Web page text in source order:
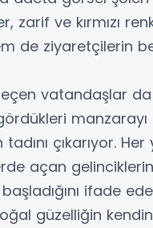
zarif ve kırmızı
de ziyaretçilerin
vatandaşlar da
çıkarıyor. Her
açan
ifade
güzelliğin